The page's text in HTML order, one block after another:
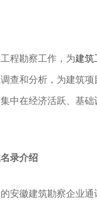
程勘察工作，为‌建筑
查和分析，为建筑
中在‌经济活跃、‌基础
录介绍
安徽建筑勘察企业